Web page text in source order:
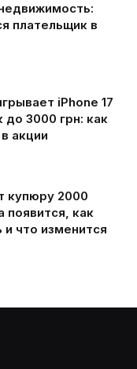
плательщик в
iPhone 17
до 3000 грн: как
акции
купюру 2000
появится, как
что изменится